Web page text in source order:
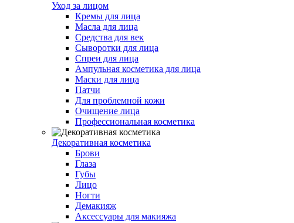
Уход за лицом
Кремы для лица
Масла для лица
Средства для век
Сыворотки для лица
Спреи для лица
Ампульная косметика для лица
Маски для лица
Патчи
Для проблемной кожи
Очищение лица
Профессиональная косметика
Декоративная косметика
Брови
Глаза
Губы
Лицо
Ногти
Демакияж
Аксессуары для макияжа